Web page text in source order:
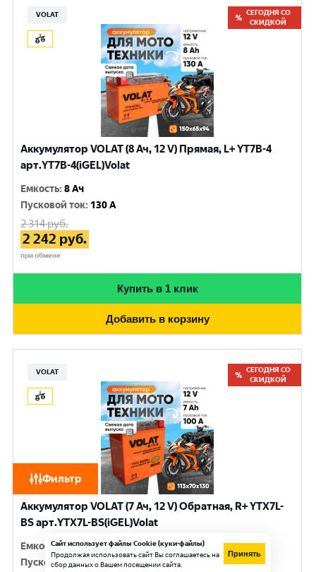
Фильтр
VOLAT
СЕГОДНЯ СО
СКИДКОЙ
Аккумулятор VOLAT (8 Ач, 12 V) Прямая, L+ YT7B-4
арт.YT7B-4(iGEL)Volat
Емкость:8 Ач
Пусковой ток: 130 A
2 314руб.
2 242 руб.
при обмене
Купить в 1 клик
Добавить в корзину
VOLAT
СЕГОДНЯ СО
СКИДКОЙ
Аккумулятор VOLAT (7 Ач, 12 V) Обратная, R+ YTX7L-
BS арт.YTX7L-BS(iGEL)Volat
Емкость:7 Ач
Пусковой ток:100 A
Сайт использует файлы Cookie (куки-файлы)
Продолжая использовать сайт Вы соглашаетесь на
сбор данных о Вашем посещении сайта.
Принять